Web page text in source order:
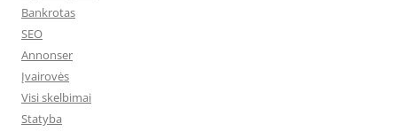
Bankrotas
SEO
Annonser
Įvairovės
Visi skelbimai
Statyba